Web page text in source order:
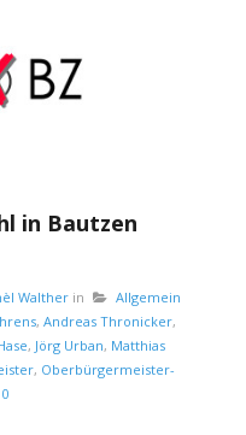
in Bautzen
Walther in
Allgemein
, Andreas Thronicker,
, Jörg Urban, Matthias
, Oberbürgermeister-
0